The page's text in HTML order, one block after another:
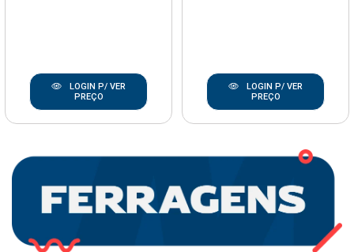
LOGIN P/ VER
PREÇO
LOGIN P/ VER
PREÇO